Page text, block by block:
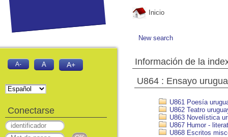
Inicio
New search
Información de la
U864 : Ensayo
U861 Poesía
U862 Teatro
U863 Novelística
U867 Humor -
U868 Escritos
A- A A+
Conectarse